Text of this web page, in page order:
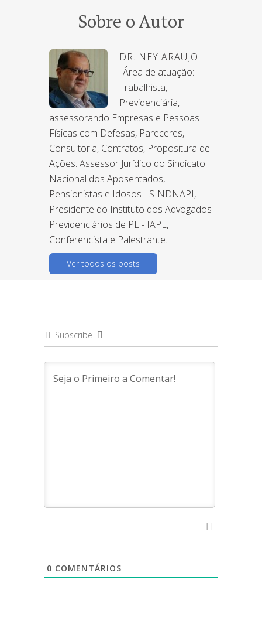
Sobre o Autor
DR. NEY ARAUJO
"Área de atuação:
Trabalhista,
Previdenciária,
assessorando Empresas e Pessoas
Físicas com Defesas, Pareceres,
Consultoria, Contratos, Propositura de
Ações. Assessor Jurídico do Sindicato
Nacional dos Aposentados,
Pensionistas e Idosos - SINDNAPI,
Presidente do Instituto dos Advogados
Previdenciários de PE - IAPE,
Conferencista e Palestrante."
Ver todos os posts
Subscribe
0 COMENTÁRIOS